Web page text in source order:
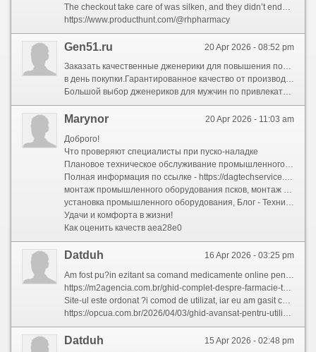
The checkout take care of was silken, and they didn’t endeavour to upsell me on anything unnecessary. I uploaded my direction, and within a only one hours, I got a confirmation that it had been verified by means of a real, licensed pharmacologist — which definitely complete my mind at ease.
https://www.producthunt.com/@rhpharmacy
20 Apr 2026 - 08:52 pm
Gen51.ru
Заказать качественные дженерики для повышения потенции на сайте https://gen51.ru/ с доставкой
в день покупки.Гарантированное качество от производителя из Индии
Большой выбор дженериков для мужчин по привлекательной цене.
20 Apr 2026 - 11:03 am
Marynor
Доброго!
Что проверяют специалисты при пуско-наладке
Плановое техническое обслуживание промышленного оборудования является важной частью эксплуатации. Оно включает диагностику, профилактику и замену изношенных компонентов, что помогает избежать дорогостоящих ремонтов и остановок производства.
Полная информация по ссылке - https://dagtechservice.ru/blog/
монтаж промышленного оборудования псков, монтаж промышленного оборудования Россия, схемы монтажа промышленного оборудования
установка промышленного оборудования, Блог - Технический сервис, монтаж тяжелого промышленного оборудования
Удачи и комфорта в жизни!
Как оценить качеств aea28e0
16 Apr 2026 - 03:25 pm
Datduh
https://m2agencia.com.br/ghid-complet-despre-farmacie-tot-ce-trebuie-s-tii/
Site-ul este ordonat ?i comod de utilizat, iar eu am gasit ce aveam nevoie in doar cateva clicuri. Ei au cerut o re?eta valida valabila, ceea ce m-a lini?tit sa ma cred protejat ?i asigurat ca fiecare detaliu a fost legal.
https://opcua.com.br/2026/04/03/ghid-avansat-pentru-utilizarea-eficient-a-3/
15 Apr 2026 - 02:48 pm
Datduh